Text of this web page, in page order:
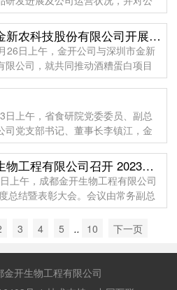
提出了宝贵的指导意见。在省食研
与深圳市金新农科技股份有限公司开展合作交流会
日上午，金开公司与深圳市金新
限公司，就共同推动酒糟蛋白项目
交流。 省食研院副总经理、
日上午，省食研院党委委员、副总
司党支部书记、董事长李镇江，金
副书记、总经理王刚一行赴四川诺
有限公司参观学习。
成都金开生物工程有限公司召开 2023年度总结暨表彰大会
上午，成都金开生物工程有限公司
总结暨表彰大会。会议由常务副总
。
3 4 5 .. 10 下一页
开生物工程有限公司